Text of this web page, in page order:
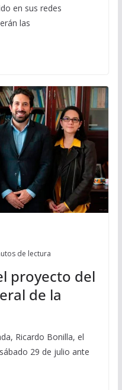
en sus redes
las
de lectura
proyecto del
de la
Ricardo Bonilla, el
29 de julio ante